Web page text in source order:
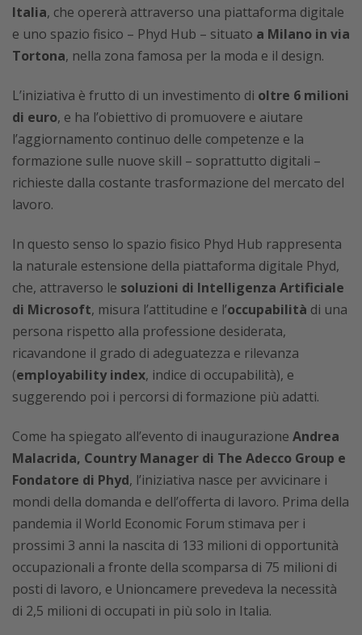
Italia, che opererà attraverso una piattaforma digitale
e uno spazio fisico – Phyd Hub – situato a Milano in via
Tortona, nella zona famosa per la moda e il design.
L’iniziativa è frutto di un investimento di oltre 6 milioni
di euro, e ha l’obiettivo di promuovere e aiutare
l’aggiornamento continuo delle competenze e la
formazione sulle nuove skill – soprattutto digitali –
richieste dalla costante trasformazione del mercato del
lavoro.
In questo senso lo spazio fisico Phyd Hub rappresenta
la naturale estensione della piattaforma digitale Phyd,
che, attraverso le soluzioni di Intelligenza Artificiale
di Microsoft, misura l’attitudine e l’occupabilità di una
persona rispetto alla professione desiderata,
ricavandone il grado di adeguatezza e rilevanza
(employability index, indice di occupabilità), e
suggerendo poi i percorsi di formazione più adatti.
Come ha spiegato all’evento di inaugurazione Andrea
Malacrida, Country Manager di The Adecco Group e
Fondatore di Phyd, l’iniziativa nasce per avvicinare i
mondi della domanda e dell’offerta di lavoro. Prima della
pandemia il World Economic Forum stimava per i
prossimi 3 anni la nascita di 133 milioni di opportunità
occupazionali a fronte della scomparsa di 75 milioni di
posti di lavoro, e Unioncamere prevedeva la necessità
di 2,5 milioni di occupati in più solo in Italia.